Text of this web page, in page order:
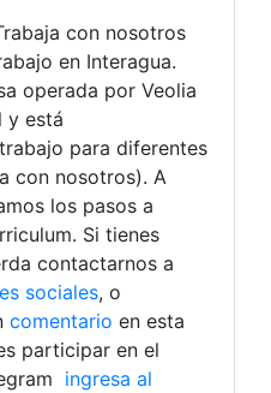
con nosotros
en Interagua.
operada por Veolia
y está
para diferentes
con nosotros). A
los pasos a
Si tienes
contactarnos a
sociales, o
comentario en esta
participar en el
ingresa al